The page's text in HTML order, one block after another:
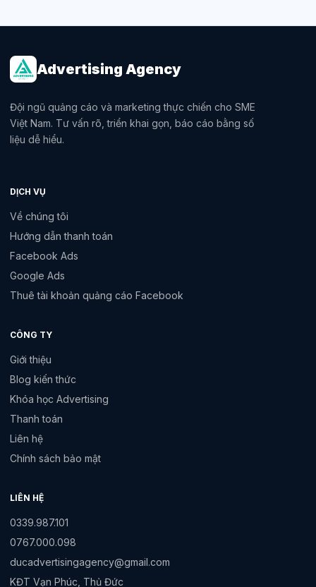
Advertising Agency
Đội ngũ quảng cáo và marketing thực chiến cho SME
Việt Nam. Tư vấn rõ, triển khai gọn, báo cáo bằng số
liệu dễ hiểu.
DỊCH VỤ
Về chúng tôi
Hướng dẫn thanh toán
Facebook Ads
Google Ads
Thuê tài khoản quảng cáo Facebook
CÔNG TY
Giới thiệu
Blog kiến thức
Khóa học Advertising
Thanh toán
Liên hệ
Chính sách bảo mật
LIÊN HỆ
0339.987.101
0767.000.098
ducadvertisingagency@gmail.com
KĐT Vạn Phúc, Thủ Đức